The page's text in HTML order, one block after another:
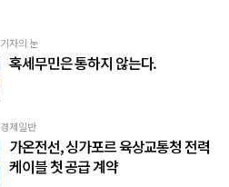
기자의 눈
혹세무민은 통하지 않는다.
경제일반
가온전선, 싱가포르 육상교통청 전력
케이블 첫 공급 계약